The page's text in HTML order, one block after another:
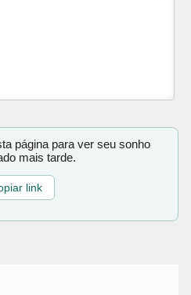
página para ver seu sonho
mais tarde.
link